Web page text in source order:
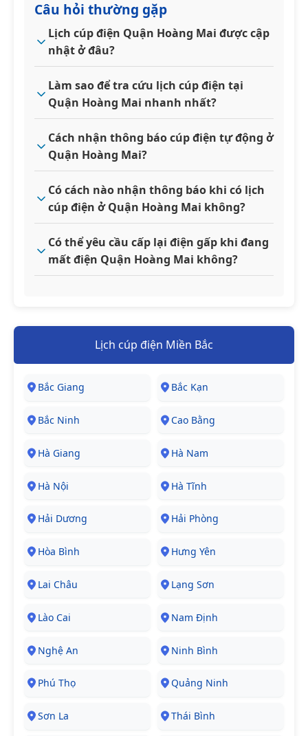
Câu hỏi thường gặp
Lịch cúp điện Quận Hoàng Mai được cập
nhật ở đâu?
Làm sao để tra cứu lịch cúp điện tại
Quận Hoàng Mai nhanh nhất?
Cách nhận thông báo cúp điện tự động ở
Quận Hoàng Mai?
Có cách nào nhận thông báo khi có lịch
cúp điện ở Quận Hoàng Mai không?
Có thể yêu cầu cấp lại điện gấp khi đang
mất điện Quận Hoàng Mai không?
Lịch cúp điện Miền Bắc
Bắc Giang Bắc Kạn
Bắc Ninh Cao Bằng
Hà Giang Hà Nam
Hà Nội Hà Tĩnh
Hải Dương Hải Phòng
Hòa Bình Hưng Yên
Lai Châu Lạng Sơn
Lào Cai Nam Định
Nghệ An Ninh Bình
Phú Thọ Quảng Ninh
Sơn La Thái Bình